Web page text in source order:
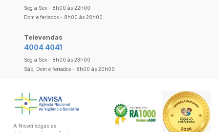
Seg a Sex - 8h00 às 22h00
Dom e feriados - 8h00 às 20h00
Televendas
4004 4041
Seg a Sex - 8h00 às 23h00
Sáb, Dom e feriados - 8h00 às 20h00
A Nissei segue as